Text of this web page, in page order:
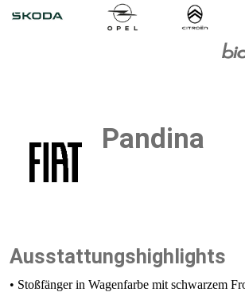
Pandina
Ausstattungshighlights
• Stoßfänger in Wagenfarbe mit schwarzem